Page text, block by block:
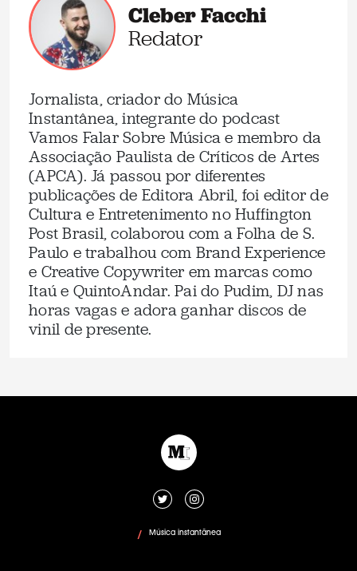
Cleber Facchi
Redator
Jornalista, criador do Música
Instantânea, integrante do podcast
Vamos Falar Sobre Música e membro da
Associação Paulista de Críticos de Artes
(APCA). Já passou por diferentes
publicações de Editora Abril, foi editor de
Cultura e Entretenimento no Huffington
Post Brasil, colaborou com a Folha de S.
Paulo e trabalhou com Brand Experience
e Creative Copywriter em marcas como
Itaú e QuintoAndar. Pai do Pudim, DJ nas
horas vagas e adora ganhar discos de
vinil de presente.
/ Música instantânea